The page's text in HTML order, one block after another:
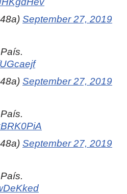
September 27, 2019
September 27, 2019
September 27, 2019